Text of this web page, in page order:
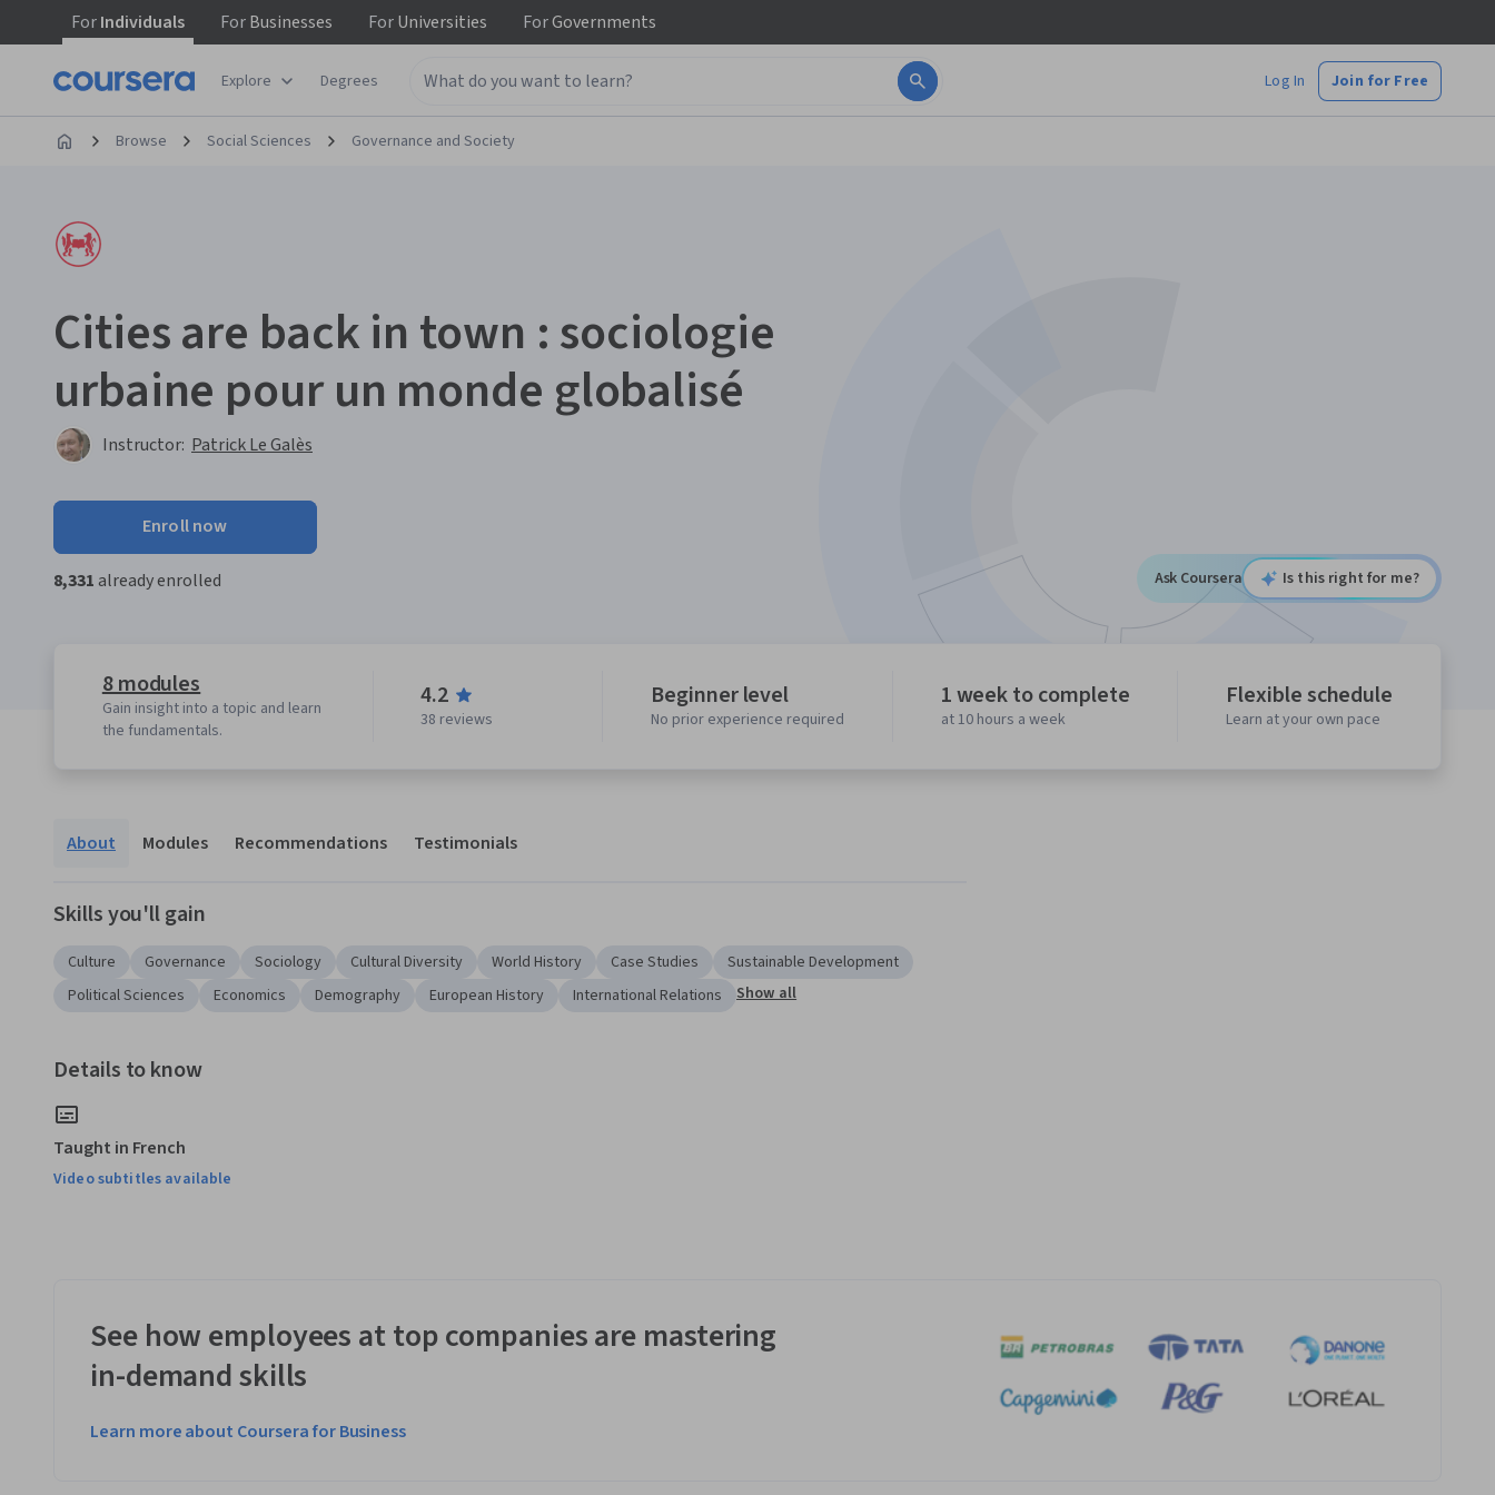
ForIndividuals ForBusinesses ForUniversities ForGovernments
Explore Degrees Log In Join for Free
Browse Social Sciences Governance and Society
Cities are back in town : sociologie
urbaine pour un monde globalisé
Instructor: Patrick Le Galès
Enroll now
8,331already enrolled Ask Coursera Is this right for me?
8 modules
Gain insight into a topic and learn
the fundamentals.
4.2
38 reviews
Beginner level
No prior experience required
1 week to complete
at 10 hours a week
Flexible schedule
Learn at your own pace
About Modules Recommendations Testimonials
Skills you'll gain
Culture Governance Sociology Cultural Diversity World History Case Studies
Sustainable Development
Political Sciences
Economics Demography European History International Relations Show all
Details to know
Taught in French
Video subtitles available
See how employees at top companies are mastering
in-demand skills
Learn more about Coursera for Business